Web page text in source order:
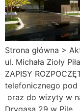
Strona główna >
ul. Michała Zioły
ZAPISY
telefonicznego pod
oraz do wizyty w